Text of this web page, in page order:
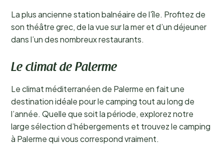
La plus ancienne station balnéaire de l’île. Profitez de
son théâtre grec, de la vue sur la mer et d’un déjeuner
dans l’un des nombreux restaurants.
Le climat de Palerme
Le climat méditerranéen de Palerme en fait une
destination idéale pour le camping tout au long de
l’année. Quelle que soit la période, explorez notre
large sélection d’hébergements et trouvez le camping
à Palerme qui vous correspond vraiment.